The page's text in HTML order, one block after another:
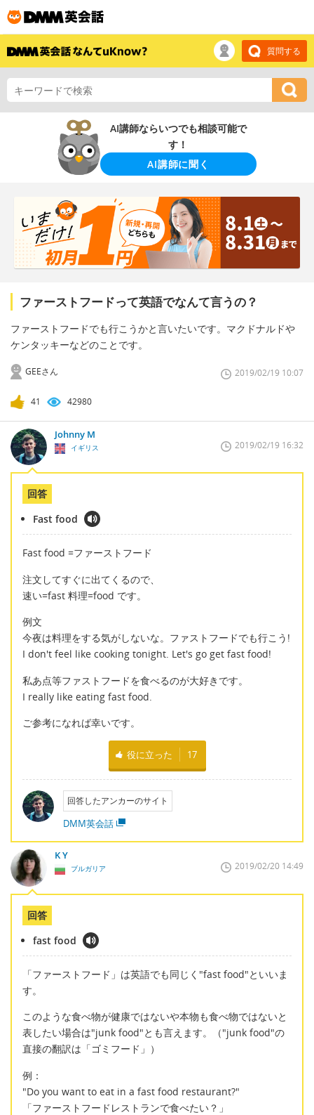
質問する
AI講師ならいつでも相談可能で
す！
AI講師に聞く
ファーストフードって英語でなんて言うの？
ファーストフードでも行こうかと言いたいです。マクドナルドや
ケンタッキーなどのことです。
GEEさん 2019/02/19 10:07
41 42980
Johnny M
イギリス 2019/02/19 16:32
回答
Fast food
Fast food =ファーストフード
注文してすぐに出てくるので、
速い=fast 料理=food です。
例文
今夜は料理をする気がしないな。ファストフードでも行こう!
I don't feel like cooking tonight. Let's go get fast food!
私あ点等ファストフードを食べるのが大好きです。
I really like eating fast food.
ご参考になれば幸いです。
役に立った 17
回答したアンカーのサイト
DMM英会話
K Y
ブルガリア 2019/02/20 14:49
回答
fast food
「ファーストフード」は英語でも同じく"fast food"といいま
す。
このような食べ物が健康ではないや本物も食べ物ではないと
表したい場合は"junk food"とも言えます。（"junk food"の
直接の翻訳は「ゴミフード」）
例：
"Do you want to eat in a fast food restaurant?"
「ファーストフードレストランで食べたい？」